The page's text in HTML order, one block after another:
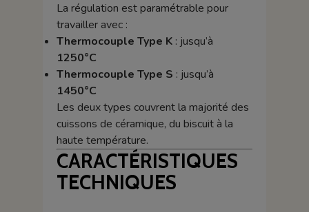
La régulation est paramétrable pour
travailler avec :
Thermocouple Type K: jusqu’à
1250°C
Thermocouple Type S : jusqu’à
1450°C
Les deux types couvrent la majorité des
cuissons de céramique, du biscuit à la
haute température.
CARACTÉRISTIQUES
TECHNIQUES